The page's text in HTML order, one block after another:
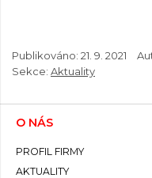
Publikováno: 21. 9. 2021
Sekce: Aktuality
O NÁS
PROFIL FIRMY
AKTUALITY